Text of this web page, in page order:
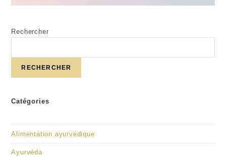
Rechercher
RECHERCHER
Catégories
Alimentation ayurvédique
Ayurvéda